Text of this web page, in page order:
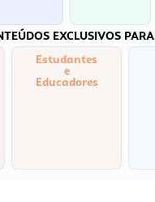
EXCLUSIVOS PARA
Estudantes
e
Educadores